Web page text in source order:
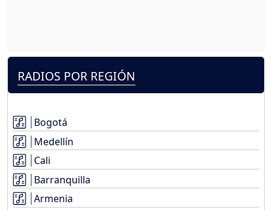
RADIOS POR REGIÓN
Bogotá
Medellín
Cali
Barranquilla
Armenia